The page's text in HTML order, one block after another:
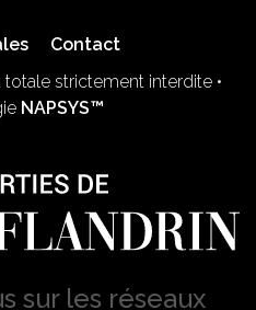
Contact
strictement interdite •
NAPSYS™
sur les réseaux